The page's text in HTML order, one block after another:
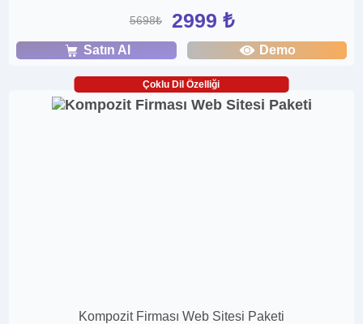
5698₺ 2999 ₺
Satın Al Demo
Çoklu Dil Özelliği
Kompozit Firması Web Sitesi Paketi